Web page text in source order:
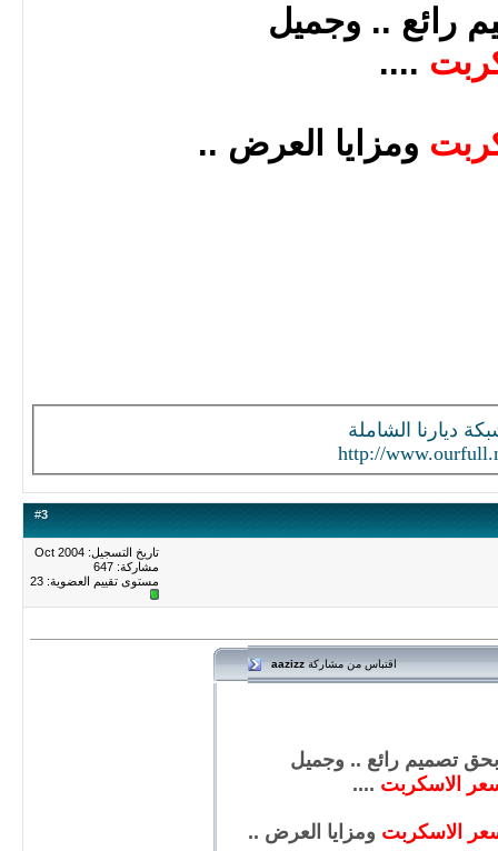
رائع .. وجميل
....
ومزايا العرض ..
ديارنا الشاملة
http://
#3
تاريخ التسجيل: Oct 2004
مشاركة: 647
مستوى تقييم العضوية: 23
اقتباس من مشاركةaazizz
بحق تصميم رائع .. وجميل
الاسكربت ....
الاسكربت ومزايا العرض ..